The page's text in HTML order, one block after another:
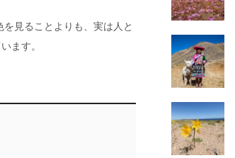
見ることよりも、実は人と
ます。